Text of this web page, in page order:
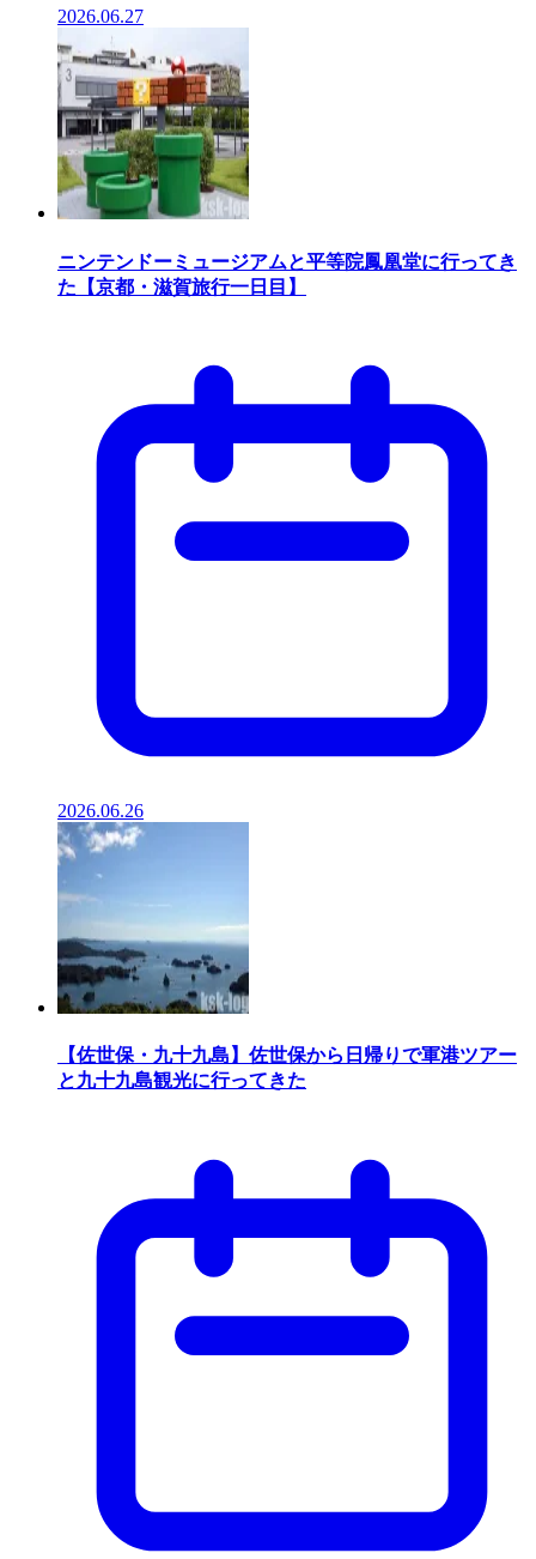
2026.06.27
ニンテンドーミュージアムと平等院鳳凰堂に行ってき
た【京都・滋賀旅行一日目】
2026.06.26
【佐世保・九十九島】佐世保から日帰りで軍港ツアー
と九十九島観光に行ってきた